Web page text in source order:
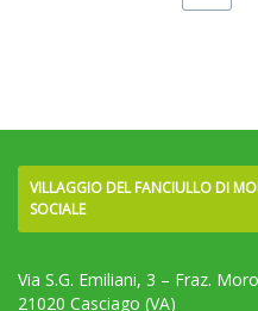
VILLAGGIO DEL FANCIULLO DI
SOCIALE
Via S.G. Emiliani, 3 – Fraz.
21020 Casciago (VA)